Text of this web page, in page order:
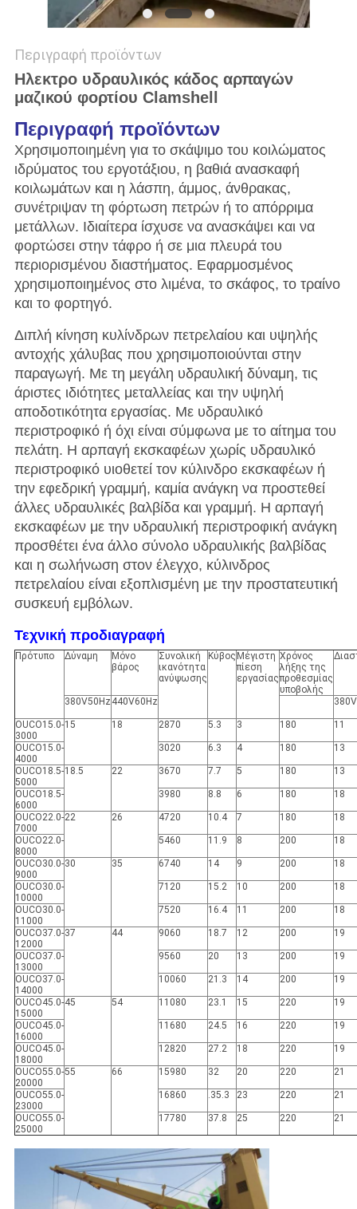
Περιγραφή προϊόντων
Ηλεκτρο υδραυλικός κάδος αρπαγών
μαζικού φορτίου Clamshell
Περιγραφή προϊόντων
Χρησιμοποιημένη για το σκάψιμο του κοιλώματος
ιδρύματος του εργοτάξιου, η βαθιά ανασκαφή
κοιλωμάτων και η λάσπη, άμμος, άνθρακας,
συνέτριψαν τη φόρτωση πετρών ή το απόρριμα
μετάλλων. Ιδιαίτερα ίσχυσε να ανασκάψει και να
φορτώσει στην τάφρο ή σε μια πλευρά του
περιορισμένου διαστήματος. Εφαρμοσμένος
χρησιμοποιημένος στο λιμένα, το σκάφος, το τραίνο
και το φορτηγό.
Διπλή κίνηση κυλίνδρων πετρελαίου και υψηλής
αντοχής χάλυβας που χρησιμοποιούνται στην
παραγωγή. Με τη μεγάλη υδραυλική δύναμη, τις
άριστες ιδιότητες μεταλλείας και την υψηλή
αποδοτικότητα εργασίας. Με υδραυλικό
περιστροφικό ή όχι είναι σύμφωνα με το αίτημα του
πελάτη. Η αρπαγή εκσκαφέων χωρίς υδραυλικό
περιστροφικό υιοθετεί τον κύλινδρο εκσκαφέων ή
την εφεδρική γραμμή, καμία ανάγκη να προστεθεί
άλλες υδραυλικές βαλβίδα και γραμμή. Η αρπαγή
εκσκαφέων με την υδραυλική περιστροφική ανάγκη
προσθέτει ένα άλλο σύνολο υδραυλικής βαλβίδας
και η σωλήνωση στον έλεγχο, κύλινδρος
πετρελαίου είναι εξοπλισμένη με την προστατευτική
συσκευή εμβόλων.
Τεχνική προδιαγραφή
Πρότυπο Δύναμη
Μόνο
βάρος
Συνολική
ικανότητα
ανύψωσης
Κύβος Μέγιστη
πίεση
εργασίας
Χρόνος
λήξης της
προθεσμίας
υποβολής
380V50Hz440V60Hz
OUCO15.0-
3000
15 18 2870 5.3 3 180 11
OUCO15.0-
4000
3020 6.3 4 180 13
OUCO18.5-
5000
18.5 22 3670 7.7 5 180 13
OUCO18.5-
6000
3980 8.8 6 180 18
OUCO22.0-
7000
22 26 4720 10.4 7 180 18
OUCO22.0-
8000
5460 11.9 8 200 18
OUCO30.0-
9000
30 35 6740 14 9 200 18
OUCO30.0-
10000
7120 15.2 10 200 18
OUCO30.0-
11000
7520 16.4 11 200 18
OUCO37.0-
12000
37 44 9060 18.7 12 200 19
OUCO37.0-
13000
9560 20 13 200 19
OUCO37.0-
14000
10060 21.3 14 200 19
OUCO45.0-
15000
45 54 11080 23.1 15 220 19
OUCO45.0-
16000
11680 24.5 16 220 19
OUCO45.0-
18000
12820 27.2 18 220 19
OUCO55.0-
20000
55 66 15980 32 20 220 21
OUCO55.0-
23000
16860 .35.3 23 220 21
OUCO55.0-
25000
17780 37.8 25 220 21